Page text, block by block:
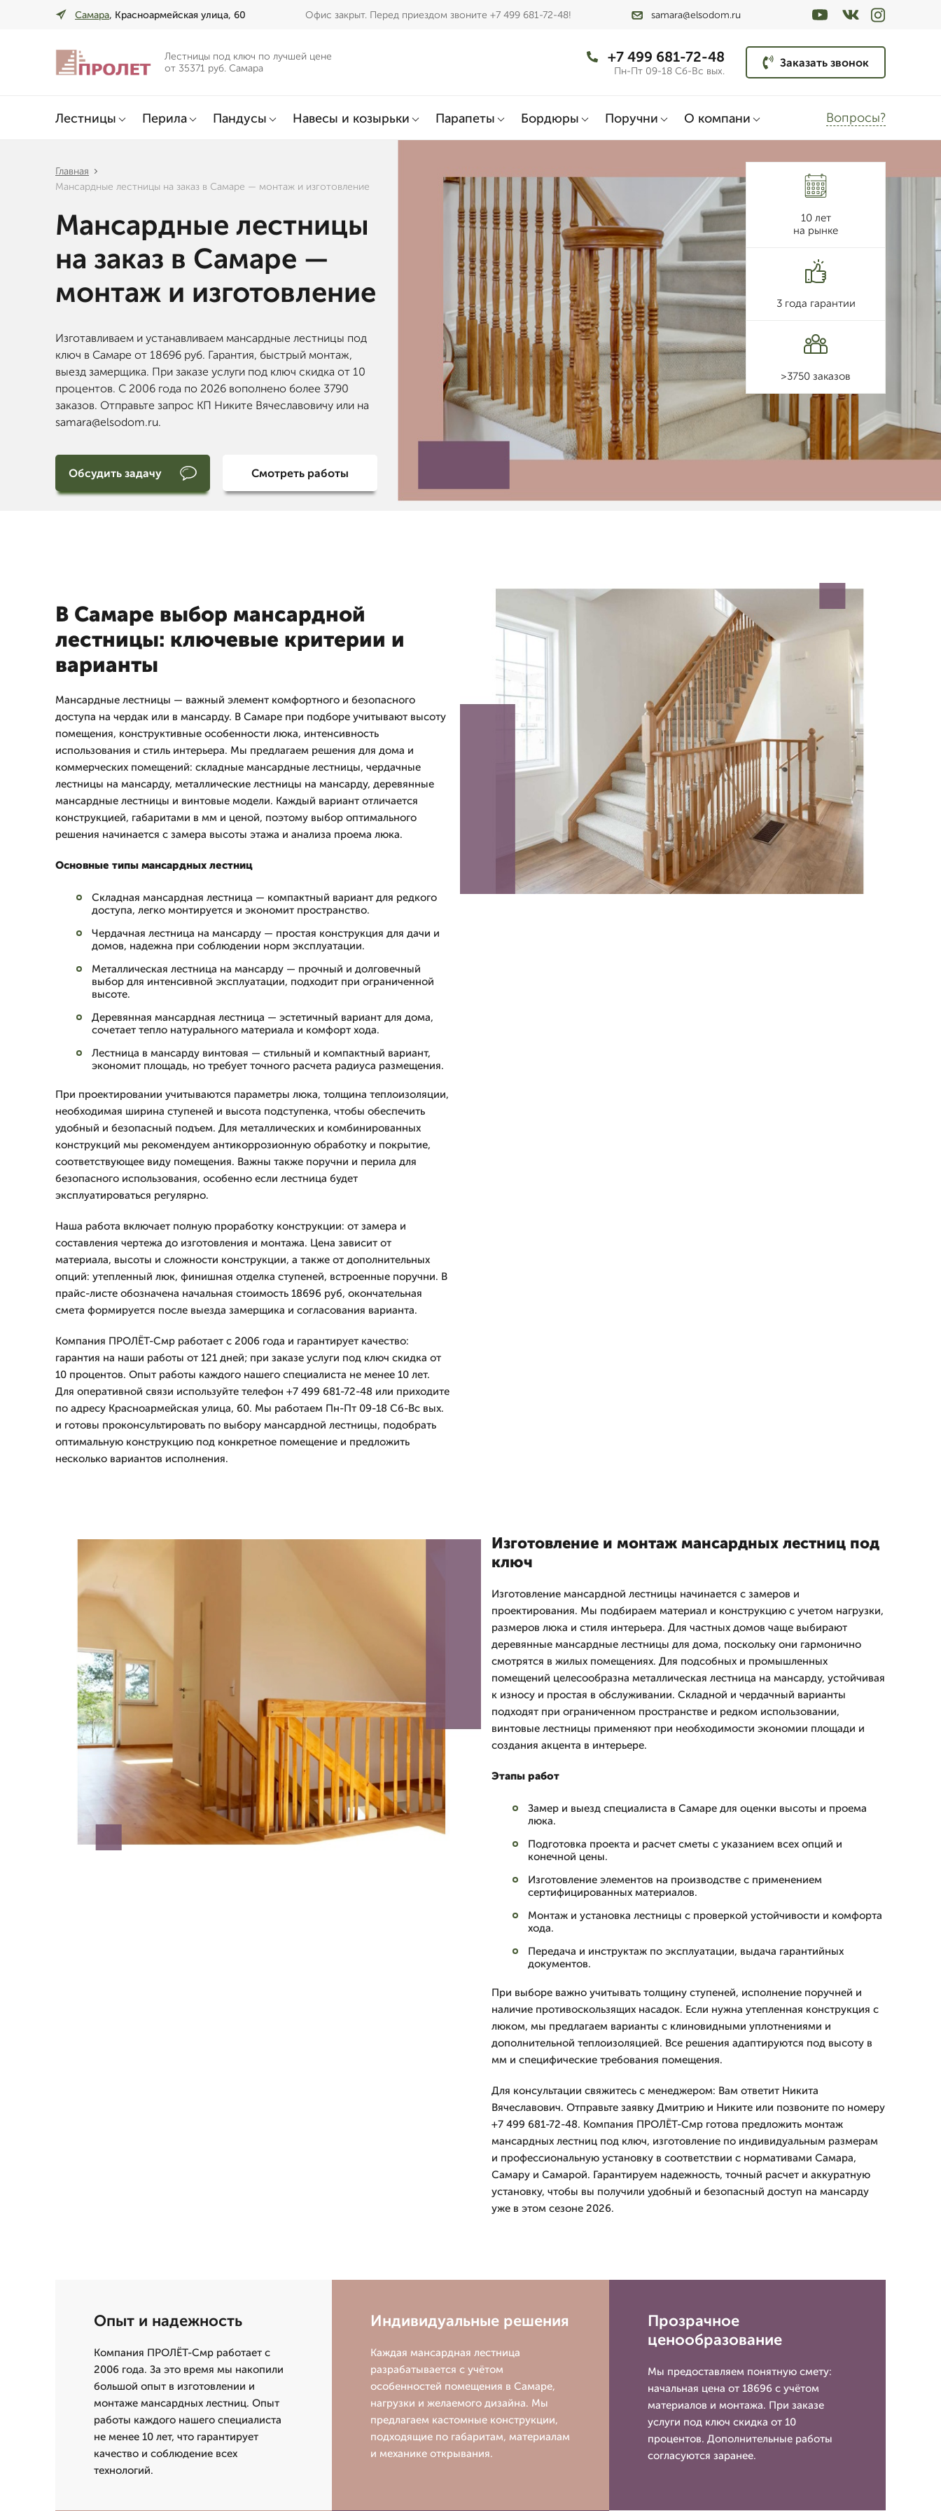
Самара, Красноармейская улица, 60 Офис закрыт. Перед приездом звоните +7 499 681-72-48! samara@elsodom.ru
Лестницы под ключ по лучшей цене
от 35371 руб. Самара
+7 499 681-72-48
Пн-Пт 09-18 Сб-Вс вых.
Заказать звонок
Лестницы Перила Пандусы Навесы и козырьки Парапеты Бордюры Поручни О компани Вопросы?
Главная
Мансардные лестницы на заказ в Самаре — монтаж и изготовление
Мансардные лестницы
на заказ в Самаре —
монтаж и изготовление
Изготавливаем и устанавливаем мансардные лестницы под
ключ в Самаре от 18696 руб. Гарантия, быстрый монтаж,
выезд замерщика. При заказе услуги под ключ скидка от 10
процентов. С 2006 года по 2026 вополнено более 3790
заказов. Отправьте запрос КП Никите Вячеславовичу или на
samara@elsodom.ru.
Обсудить задачу Смотреть работы
10 лет
на рынке
3 года гарантии
>3750 заказов
В Самаре выбор мансардной
лестницы: ключевые критерии и
варианты
Мансардные лестницы — важный элемент комфортного и безопасного
доступа на чердак или в мансарду. В Самаре при подборе учитывают высоту
помещения, конструктивные особенности люка, интенсивность
использования и стиль интерьера. Мы предлагаем решения для дома и
коммерческих помещений: складные мансардные лестницы, чердачные
лестницы на мансарду, металлические лестницы на мансарду, деревянные
мансардные лестницы и винтовые модели. Каждый вариант отличается
конструкцией, габаритами в мм и ценой, поэтому выбор оптимального
решения начинается с замера высоты этажа и анализа проема люка.
Основные типы мансардных лестниц
Складная мансардная лестница — компактный вариант для редкого
доступа, легко монтируется и экономит пространство.
Чердачная лестница на мансарду — простая конструкция для дачи и
домов, надежна при соблюдении норм эксплуатации.
Металлическая лестница на мансарду — прочный и долговечный
выбор для интенсивной эксплуатации, подходит при ограниченной
высоте.
Деревянная мансардная лестница — эстетичный вариант для дома,
сочетает тепло натурального материала и комфорт хода.
Лестница в мансарду винтовая — стильный и компактный вариант,
экономит площадь, но требует точного расчета радиуса размещения.
При проектировании учитываются параметры люка, толщина теплоизоляции,
необходимая ширина ступеней и высота подступенка, чтобы обеспечить
удобный и безопасный подъем. Для металлических и комбинированных
конструкций мы рекомендуем антикоррозионную обработку и покрытие,
соответствующее виду помещения. Важны также поручни и перила для
безопасного использования, особенно если лестница будет
эксплуатироваться регулярно.
Наша работа включает полную проработку конструкции: от замера и
составления чертежа до изготовления и монтажа. Цена зависит от
материала, высоты и сложности конструкции, а также от дополнительных
опций: утепленный люк, финишная отделка ступеней, встроенные поручни. В
прайс-листе обозначена начальная стоимость 18696 руб, окончательная
смета формируется после выезда замерщика и согласования варианта.
Компания ПРОЛЁТ-Смр работает с 2006 года и гарантирует качество:
гарантия на наши работы от 121 дней; при заказе услуги под ключ скидка от
10 процентов. Опыт работы каждого нашего специалиста не менее 10 лет.
Для оперативной связи используйте телефон +7 499 681-72-48 или приходите
по адресу Красноармейская улица, 60. Мы работаем Пн-Пт 09-18 Сб-Вс вых.
и готовы проконсультировать по выбору мансардной лестницы, подобрать
оптимальную конструкцию под конкретное помещение и предложить
несколько вариантов исполнения.
Изготовление и монтаж мансардных лестниц под
ключ
Изготовление мансардной лестницы начинается с замеров и
проектирования. Мы подбираем материал и конструкцию с учетом нагрузки,
размеров люка и стиля интерьера. Для частных домов чаще выбирают
деревянные мансардные лестницы для дома, поскольку они гармонично
смотрятся в жилых помещениях. Для подсобных и промышленных
помещений целесообразна металлическая лестница на мансарду, устойчивая
к износу и простая в обслуживании. Складной и чердачный варианты
подходят при ограниченном пространстве и редком использовании,
винтовые лестницы применяют при необходимости экономии площади и
создания акцента в интерьере.
Этапы работ
Замер и выезд специалиста в Самаре для оценки высоты и проема
люка.
Подготовка проекта и расчет сметы с указанием всех опций и
конечной цены.
Изготовление элементов на производстве с применением
сертифицированных материалов.
Монтаж и установка лестницы с проверкой устойчивости и комфорта
хода.
Передача и инструктаж по эксплуатации, выдача гарантийных
документов.
При выборе важно учитывать толщину ступеней, исполнение поручней и
наличие противоскользящих насадок. Если нужна утепленная конструкция с
люком, мы предлагаем варианты с клиновидными уплотнениями и
дополнительной теплоизоляцией. Все решения адаптируются под высоту в
мм и специфические требования помещения.
Для консультации свяжитесь с менеджером: Вам ответит Никита
Вячеславович. Отправьте заявку Дмитрию и Никите или позвоните по номеру
+7 499 681-72-48. Компания ПРОЛЁТ-Смр готова предложить монтаж
мансардных лестниц под ключ, изготовление по индивидуальным размерам
и профессиональную установку в соответствии с нормативами Самара,
Самару и Самарой. Гарантируем надежность, точный расчет и аккуратную
установку, чтобы вы получили удобный и безопасный доступ на мансарду
уже в этом сезоне 2026.
Опыт и надежность
Компания ПРОЛЁТ-Смр работает с
2006 года. За это время мы накопили
большой опыт в изготовлении и
монтаже мансардных лестниц. Опыт
работы каждого нашего специалиста
не менее 10 лет, что гарантирует
качество и соблюдение всех
технологий.
Индивидуальные решения
Каждая мансардная лестница
разрабатывается с учётом
особенностей помещения в Самаре,
нагрузки и желаемого дизайна. Мы
предлагаем кастомные конструкции,
подходящие по габаритам, материалам
и механике открывания.
Прозрачное
ценообразование
Мы предоставляем понятную смету:
начальная цена от 18696 с учётом
материалов и монтажа. При заказе
услуги под ключ скидка от 10
процентов. Дополнительные работы
согласуются заранее.